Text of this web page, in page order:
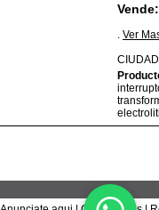
Vende:
. Ver